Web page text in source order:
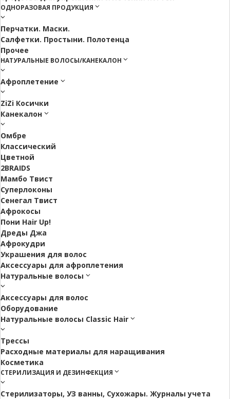
ОДНОРАЗОВАЯ ПРОДУКЦИЯ
Перчатки. Маски.
Салфетки. Простыни. Полотенца
Прочее
НАТУРАЛЬНЫЕ ВОЛОСЫ/КАНЕКАЛОН
Афроплетение
ZiZi Косички
Канекалон
Омбре
Классический
Цветной
2BRAIDS
Мамбо Твист
Суперлоконы
Сенегал Твист
Афрокосы
Пони Hair Up!
Дреды Джа
Афрокудри
Украшения для волос
Аксессуары для афроплетения
Натуральные волосы
Аксессуары для волос
Оборудование
Натуральные волосы Classic Hair
Трессы
Расходные материалы для наращивания
Косметика
СТЕРИЛИЗАЦИЯ И ДЕЗИНФЕКЦИЯ
Стерилизаторы, УЗ ванны, Сухожары. Журналы учета